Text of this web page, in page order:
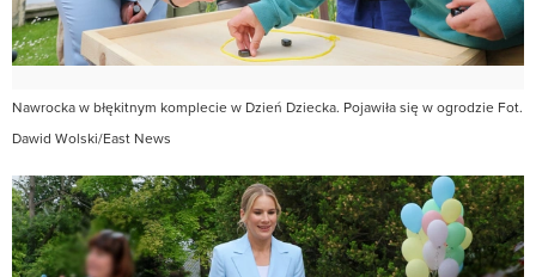
Nawrocka w błękitnym komplecie w Dzień Dziecka. Pojawiła się w ogrodzie Fot.
Dawid Wolski/East News